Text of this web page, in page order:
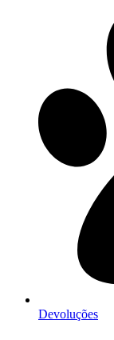
Devoluções